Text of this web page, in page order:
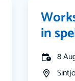
in
8